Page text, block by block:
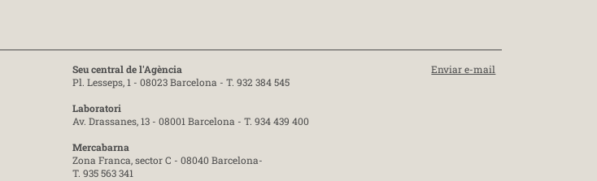
Seu central de l'Agència
Pl. Lesseps, 1 - 08023 Barcelona - T. 932 384 545
Laboratori
Av. Drassanes, 13 - 08001 Barcelona - T. 934 439 400
Mercabarna
Zona Franca, sector C - 08040 Barcelona-
T. 935 563 341
Enviar e-mail